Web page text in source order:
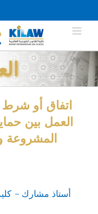
to
content
اتفاق أو
العمل بين
المشروعة
أستاذ مشارك –